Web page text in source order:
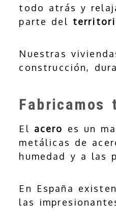
todo atrás y
parte del
Nuestras
construcción,
El acero es un
metálicas de
humedad y a las
En España
las